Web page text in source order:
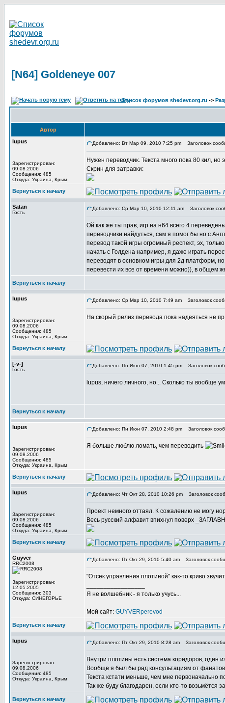
[N64] Goldeneye 007
Список форумов shedevr.org.ru ->
Автор
lupus
Зарегистрирован:
09.08.2006
Сообщения: 485
Откуда: Украина, Крым
Добавлено: Вт Мар 09, 2010 7:25 pm Заголовок
Нужен переводчик. Текста много пока 80 кил, но
Скрин для затравки:
Вернуться к началу
Satan
Гость
Добавлено: Ср Мар 10, 2010 12:11 am Заголовок
Ой как же ты прав, игр на н64 всего 4
переводчики найдуться, сам я помог бы но с
перевод такой игры огромный респект, эх,
начать с Голдена например, я даже играть
переводят в основном игры для 2д платформ, но
перевести их все от времени можно)), в общем
Вернуться к началу
lupus
Зарегистрирован:
09.08.2006
Сообщения: 485
Откуда: Украина, Крым
Добавлено: Ср Мар 10, 2010 7:49 am Заголовок
На скорый релиз перевода пока надеяться не
Вернуться к началу
[-v-]
Гость
Добавлено: Пн Июн 07, 2010 1:45 pm Заголовок
lupus, ничего личного, но... Сколько ты вообще
Вернуться к началу
lupus
Зарегистрирован:
09.08.2006
Сообщения: 485
Откуда: Украина, Крым
Добавлено: Пн Июн 07, 2010 2:48 pm Заголовок
Я больше люблю ломать, чем переводить
Вернуться к началу
lupus
Зарегистрирован:
09.08.2006
Сообщения: 485
Откуда: Украина, Крым
Добавлено: Чт Окт 28, 2010 10:26 pm Заголовок
Проект немного оттаял. К сожалению не могу
Весь русский алфавит впихнул поверх
Вернуться к началу
Guyver
RRC2008
Зарегистрирован:
12.05.2005
Сообщения: 303
Откуда: СИНЕГОРЬЕ
Добавлено: Пт Окт 29, 2010 5:40 am Заголовок
"Отсек управления плотиной" как-то криво
Я не волшебник - я только учусь...
Мой сайт: GUYVERperevod
Вернуться к началу
lupus
Зарегистрирован:
09.08.2006
Сообщения: 485
Откуда: Украина, Крым
Добавлено: Пт Окт 29, 2010 8:28 am Заголовок
Внутри плотины есть система коридоров, один
Вообще я был бы рад консультациям от
Текста кстати меньше, чем мне первоначально
Так же буду благодарен, если кто-то возьмётся
Вернуться к началу